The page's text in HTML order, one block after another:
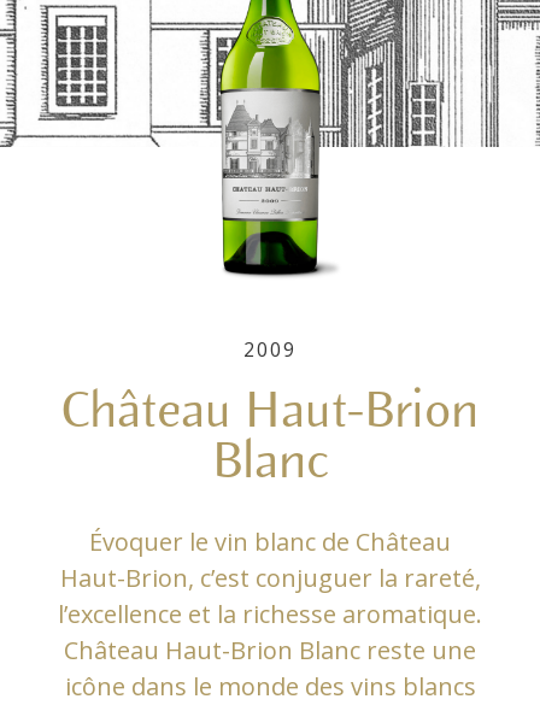
2009
Château Haut-Brion
Blanc
Évoquer le vin blanc de Château
Haut-Brion, c’est conjuguer la rareté,
l’excellence et la richesse aromatique.
Château Haut-Brion Blanc reste une
icône dans le monde des vins blancs